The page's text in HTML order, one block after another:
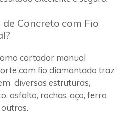
Concreto com Fio
cortador manual
com fio diamantado traz
diversas estruturas,
asfalto, rochas, aço, ferro